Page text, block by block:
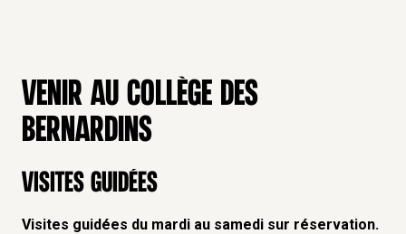
VENIR AU COLLÈGE DES
BERNARDINS
Visites guidées
Visites guidées du mardi au samedi sur réservation.